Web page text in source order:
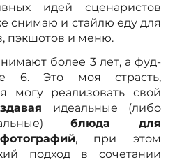
идей сценаристов
снимаю и стайлю еду для
пэкшотов и меню.
более 3 лет, а фуд-
6. Это моя страсть,
реализовать свой
идеальные (либо
блюда для
, при этом
подход в сочетании